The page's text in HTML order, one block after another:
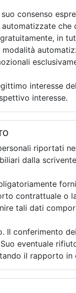
consenso
che
in
interesse
interesse.
riportati
dalla
contrattuale o
tali dati
Il conferimento
eventuale
il rapporto in